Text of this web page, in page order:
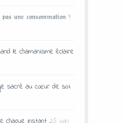
𝔲𝔫𝔢 𝔠𝔬𝔫𝔰𝔬𝔪𝔪𝔞𝔱𝔦𝔬𝔫 9
le chamanisme éclaire
sacré au cœur de soi